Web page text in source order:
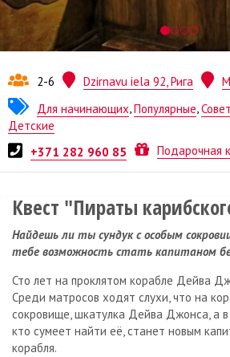
2-6 Dzirnavu iela 92, Рига
Для начинающих,Популярные,
Детские
+371 282 960 85
Подарочная
Квест "Пираты
Найдешь ли ты сундук с особым
тебе возможность стать капитаном
Сто лет на проклятом корабле Дейва
Среди матросов ходят слухи, что на
сокровище, шкатулка Дейва Джонса, а в
кто сумеет найти её, станет новым
корабля.